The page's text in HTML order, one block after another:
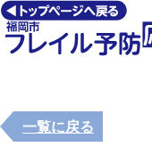
一覧に戻る